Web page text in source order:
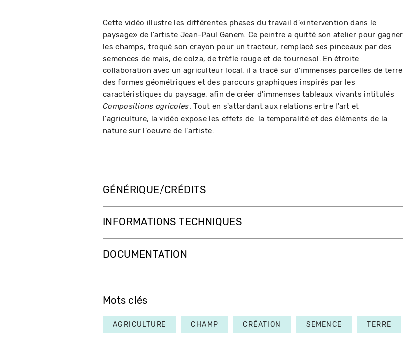
Cette vidéo illustre les différentes phases du travail d'«intervention dans le
paysage» de l'artiste Jean-Paul Ganem. Ce peintre a quitté son atelier pour gagner
les champs, troqué son crayon pour un tracteur, remplacé ses pinceaux par des
semences de maïs, de colza, de trèfle rouge et de tournesol. En étroite
collaboration avec un agriculteur local, il a tracé sur d'immenses parcelles de terre
des formes géométriques et des parcours graphiques inspirés par les
caractéristiques du paysage, afin de créer d'immenses tableaux vivants intitulés
Compositions agricoles. Tout en s'attardant aux relations entre l'art et
l'agriculture, la vidéo expose les effets de la temporalité et des éléments de la
nature sur l'oeuvre de l'artiste.
GÉNÉRIQUE/CRÉDITS
INFORMATIONS TECHNIQUES
DOCUMENTATION
Mots clés
AGRICULTURE CHAMP CRÉATION SEMENCE TERRE